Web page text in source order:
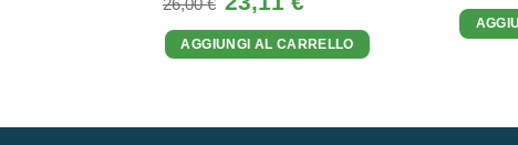
prezzo
originale
era:
26,00 €.
attuale
è:
23,11 €.
AGGIUNGI AL CARRELLO